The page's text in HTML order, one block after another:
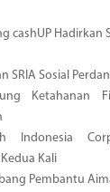
cashUP Hadirkan
SRIA Sosial
Ketahanan
Indonesia
Kali
Pembantu